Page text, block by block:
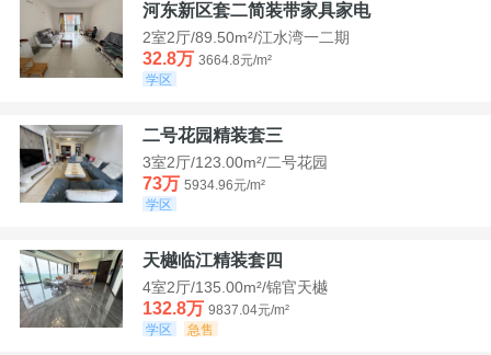
河东新区套二简装带家具家电
2室2厅/89.50m²/江水湾一二期
32.8万 3664.8元/m²
学区
二号花园精装套三
3室2厅/123.00m²/二号花园
73万 5934.96元/m²
学区
天樾临江精装套四
4室2厅/135.00m²/锦官天樾
132.8万 9837.04元/m²
学区
急售